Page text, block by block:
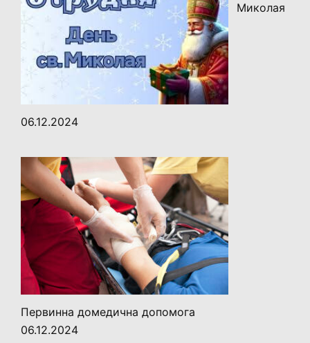
Миколая
06.12.2024
Первинна домедична допомога
06.12.2024